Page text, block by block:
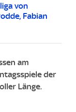
von
Fabian
am
der
Länge.